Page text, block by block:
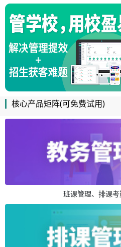
核心产品矩阵(可免费试用)
班课管理、排课